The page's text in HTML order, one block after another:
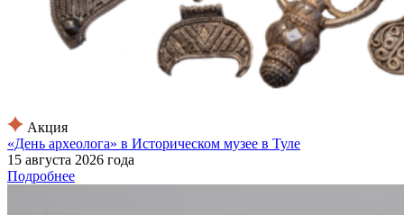
Акция
«День археолога» в Историческом музее в Туле
15 августа 2026 года
Подробнее